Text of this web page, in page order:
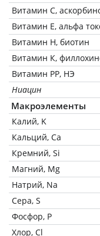
Витамин C,
Витамин Е, альфа
Витамин Н, биотин
Витамин К,
Витамин РР, НЭ
Ниацин
Макроэлементы
Калий, K
Кальций, Ca
Кремний, Si
Магний, Mg
Натрий, Na
Сера, S
Фосфор, P
Хлор, Cl